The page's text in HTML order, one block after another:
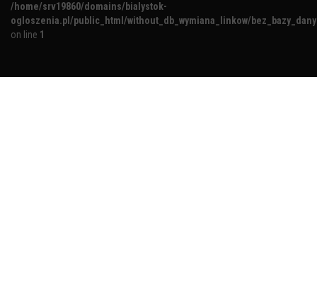
/home/srv19860/domains/bialystok-
ogloszenia.pl/public_html/without_db_wymiana_linkow/
on line 1